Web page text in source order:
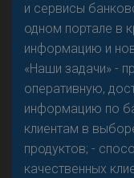
Резкого
и сервисы
одном портале в
информацию и
«Наши задачи» -
оперативную,
информацию по
клиентам в
продуктов; -
качественных